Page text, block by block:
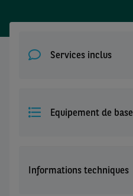
Services inclus
Equipement de base
Informations techniques